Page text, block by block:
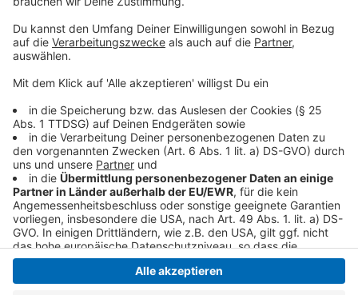
neu auszurichten. Die Firmenleitung bleibt an Bord. Der
Schritt zum Amtsgericht zeigt, dass sich die
wirtschaftliche Lage zuletzt schlechter entwickelt
hat als erwartet.
Anzeige